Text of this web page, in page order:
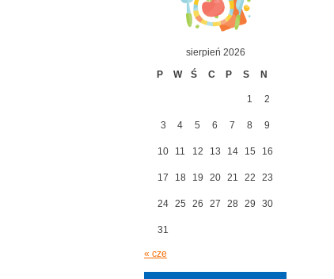
sierpień 2026
P
W Ś C P S N
1 2
3 4 5 6 7 8 9
10 11 12 13 14 15 16
17 18 19 20 21 22 23
24 25 26 27 28 29 30
31
« cze